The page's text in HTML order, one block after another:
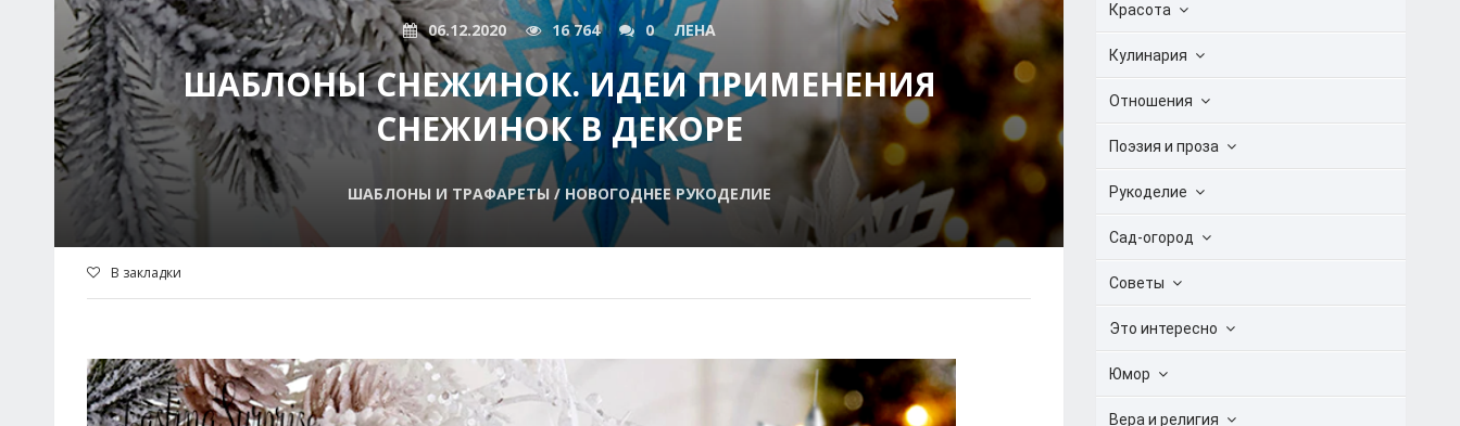
06.12.2020 16 764 0 ЛЕНА
ШАБЛОНЫ СНЕЖИНОК. ИДЕИ ПРИМЕНЕНИЯ
СНЕЖИНОК В ДЕКОРЕ
ШАБЛОНЫ И ТРАФАРЕТЫ / НОВОГОДНЕЕ РУКОДЕЛИЕ
В закладки
Красота
Кулинария
Отношения
Поэзия и проза
Рукоделие
Сад-огород
Советы
Это интересно
Юмор
Вера и религия